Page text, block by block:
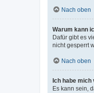
Nach oben
Warum kann
Dafür gibt es
nicht gesperrt
Nach oben
Ich habe mich
Es kann sein,